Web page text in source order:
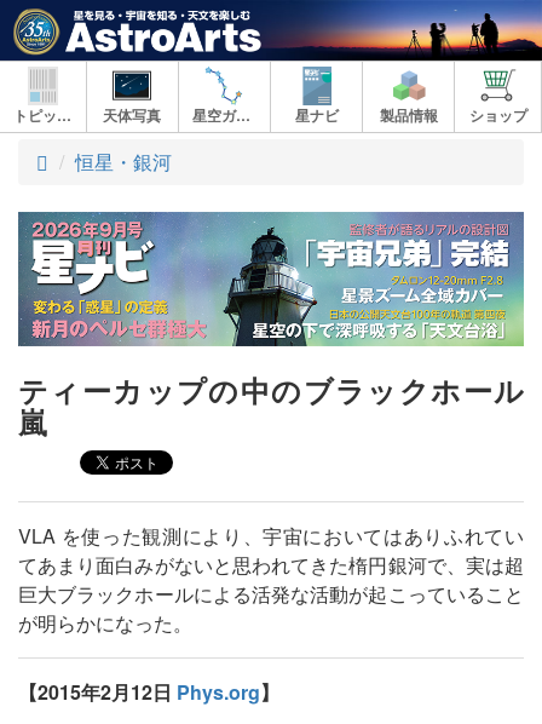
トピックス 天体写真 星空ガイド 星ナビ 製品情報 ショップ
ト
プ
恒星・銀河
ティーカップの中のブラックホール
嵐
VLA を使った観測により、宇宙においてはありふれてい
てあまり面白みがないと思われてきた楕円銀河で、実は超
巨大ブラックホールによる活発な活動が起こっていること
が明らかになった。
【2015年2月12日 Phys.org】